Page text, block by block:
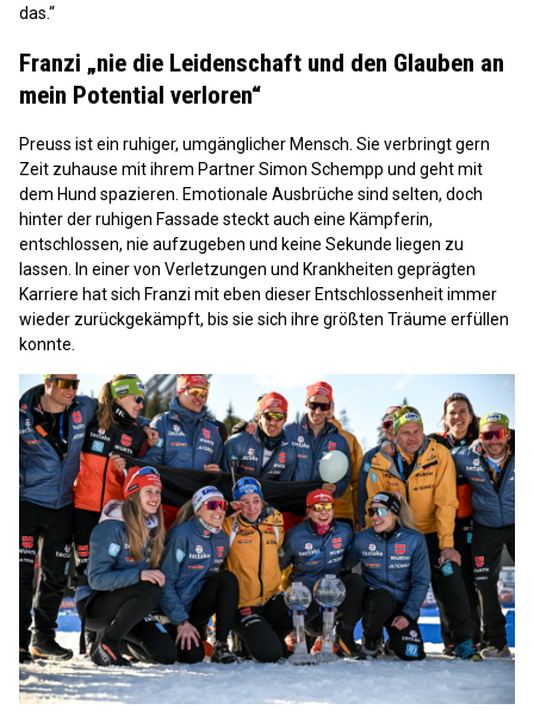
das.“
Franzi „nie die Leidenschaft und den Glauben an
mein Potential verloren“
Preuss ist ein ruhiger, umgänglicher Mensch. Sie verbringt gern
Zeit zuhause mit ihrem Partner Simon Schempp und geht mit
dem Hund spazieren. Emotionale Ausbrüche sind selten, doch
hinter der ruhigen Fassade steckt auch eine Kämpferin,
entschlossen, nie aufzugeben und keine Sekunde liegen zu
lassen. In einer von Verletzungen und Krankheiten geprägten
Karriere hat sich Franzi mit eben dieser Entschlossenheit immer
wieder zurückgekämpft, bis sie sich ihre größten Träume erfüllen
konnte.